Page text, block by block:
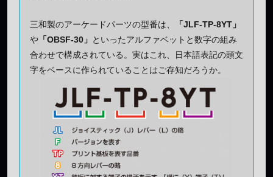
三和製のアーケードパーツの型番は、
「JLF-TP-8YT」
や 「OBSF-30」 といったアルファベットと数字の組み
合わせで構成されている。実はこれ、日本語表記の頭文
字をベースに作られていることはご存知だろうか。